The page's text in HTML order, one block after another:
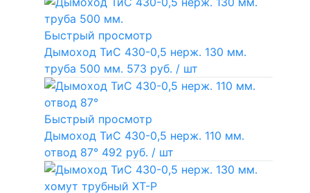
Быстрый просмотр
Дымоход ТиС 430-0,5 нерж. 130 мм.
труба 500 мм. 573 руб. / шт
Быстрый просмотр
Дымоход ТиС 430-0,5 нерж. 110 мм.
отвод 87° 492 руб. / шт